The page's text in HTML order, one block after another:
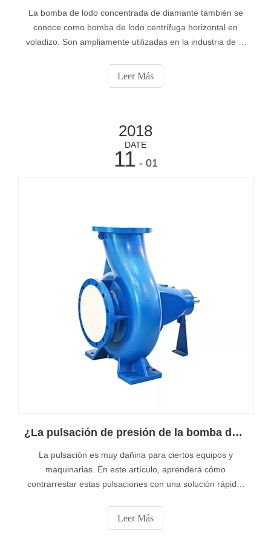
La bomba de lodo concentrada de diamante también se
conoce como bomba de lodo centrífuga horizontal en
voladizo. Son ampliamente utilizadas en la industria de la
ambiente, etc. para el transporte de lodos sólidos
abrasivos.
Leer Más
2018
DATE
11 - 01
¿La pulsación de presión de la bomba de lodos centrífuga de alta cabeza de China causa daños?
La pulsación es muy dañina para ciertos equipos y
maquinarias. En este artículo, aprenderá cómo
contrarrestar estas pulsaciones con una solución rápida;
paletas escalonadas tiene paletas separadas, y los dos
juegos de paletas están desplazados entre sí.
Leer Más